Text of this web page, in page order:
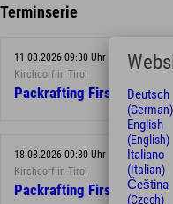
Terminserie
11.08.2026 09:30 Uhr
Kirchdorf in Tirol
Packrafting First Float
18.08.2026 09:30 Uhr
Kirchdorf in Tirol
Packrafting First Float
Deutsch
(German)
English
(English)
Italiano
(Italian)
Čeština
(Czech)